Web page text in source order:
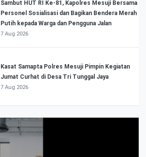
Sambut HUT RI Ke-81, Kapolres Mesuji Bersama
Personel Sosialisasi dan Bagikan Bendera Merah
Putih kepada Warga dan Pengguna Jalan
7 Aug 2026
Kasat Samapta Polres Mesuji Pimpin Kegiatan
Jumat Curhat di Desa Tri Tunggal Jaya
7 Aug 2026